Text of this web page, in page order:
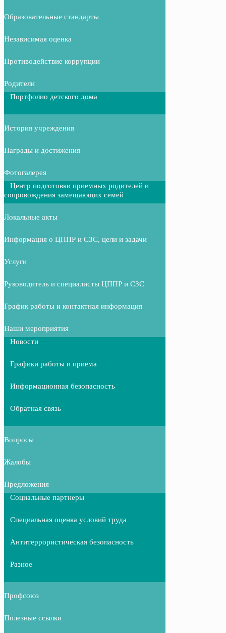
Образовательные стандарты
Независимая оценка
Противодействие коррупции
Родители
Портфолио детского дома
История учреждения
Награды и достижения
Фотогалерея
Центр подготовки приемных родителей и
сопровождения замещающих семей
Локальные акты
Информация о ЦППР и СЗС, цели и задачи
Услуги
Руководитель и специалисты ЦППР и СЗС
График работы и контактная информация
Наши мероприятия
Новости
Графики работы и приема
Информационная безопасность
Обратная связь
Вопросы
Жалобы
Предложения
Социальные партнеры
Специальная оценка условий труда
Антитеррористическая безопасность
Разное
Профсоюз
Полезные ссылки